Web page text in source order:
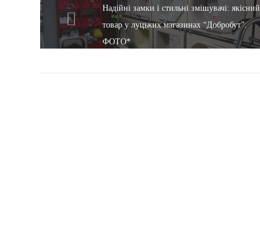
Надійні замки і стильні змішувачі: якісний
товар у луцьких магазинах “Добробут”.
ФОТО*